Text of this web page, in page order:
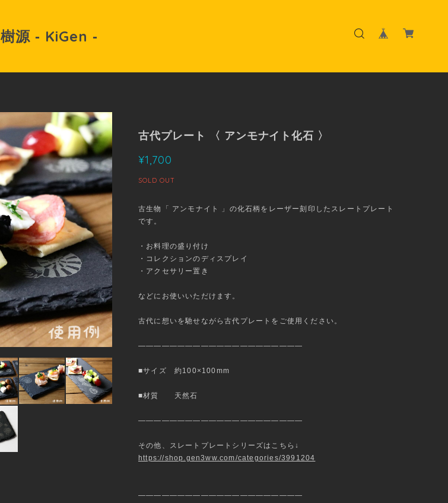
樹源 ‐ KiGen ‐
古代プレート 〈 アンモナイト化石 〉
¥1,700
SOLD OUT
古生物「 アンモナイト 」の化石柄をレーザー刻印したスレートプレート
です。
・お料理の盛り付け
・コレクションのディスプレイ
・アクセサリー置き
などにお使いいただけます。
古代に想いを馳せながら古代プレートをご使用ください。
—————————————————————
■サイズ 約100×100mm
■材質 天然石
—————————————————————
その他、スレートプレートシリーズはこちら↓
https://shop.gen3ww.com/categories/3991204
—————————————————————